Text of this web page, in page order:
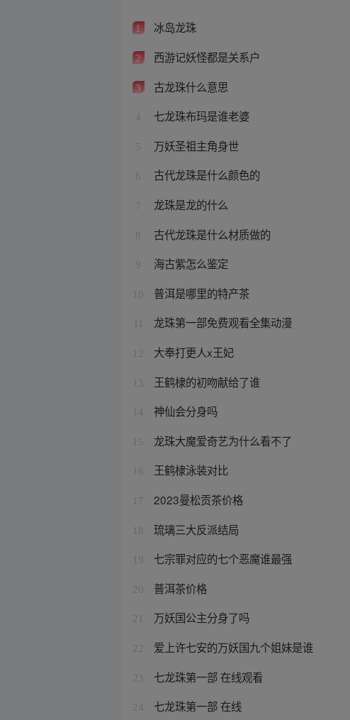
1 冰岛龙珠
2 西游记妖怪都是关系户
3 古龙珠什么意思
4 七龙珠布玛是谁老婆
5 万妖圣祖主角身世
6 古代龙珠是什么颜色的
7 龙珠是龙的什么
8 古代龙珠是什么材质做的
9 海古紫怎么鉴定
10 普洱是哪里的特产茶
龙珠第一部免费观看全集动漫
12 大奉打更人x王妃
13 王鹤棣的初吻献给了谁
14 神仙会分身吗
15 龙珠大魔爱奇艺为什么看不了
16 王鹤棣泳装对比
17 2023曼松贡茶价格
18 琉璃三大反派结局
19 七宗罪对应的七个恶魔谁最强
20 普洱茶价格
21 万妖国公主分身了吗
22 爱上许七安的万妖国九个姐妹是谁
23 七龙珠第一部 在线观看
24 七龙珠第一部 在线